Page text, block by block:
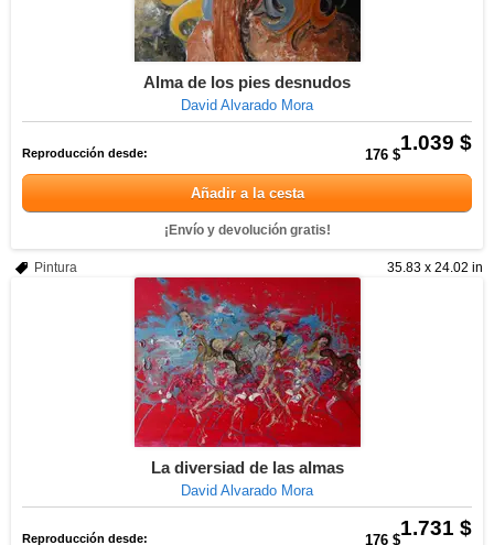
Alma de los pies desnudos
David Alvarado Mora
1.039 $
Reproducción desde: 176 $
Añadir a la cesta
¡Envío y devolución gratis!
35.83 x 24.02 in
Pintura
La diversiad de las almas
David Alvarado Mora
1.731 $
Reproducción desde: 176 $